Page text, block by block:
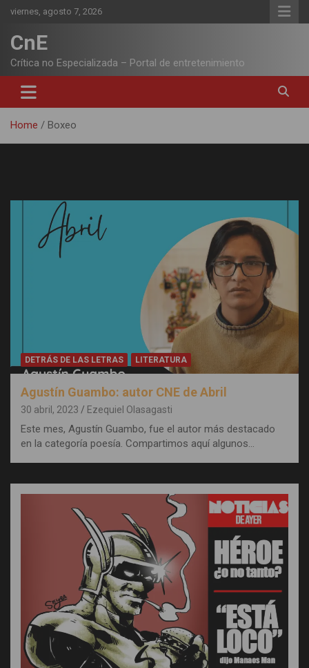
Skip
content
viernes, agosto 7, 2026
CnE
Crítica no Especializada – Portal de entretenimiento
Home Boxeo
DETRÁS DE LAS LETRAS LITERATURA
Agustín Guambo: autor CNE de Abril
30 abril, 2023 Ezequiel Olasagasti
Este mes, Agustín Guambo, fue el autor más destacado
en la categoría poesía. Compartimos aquí algunos…